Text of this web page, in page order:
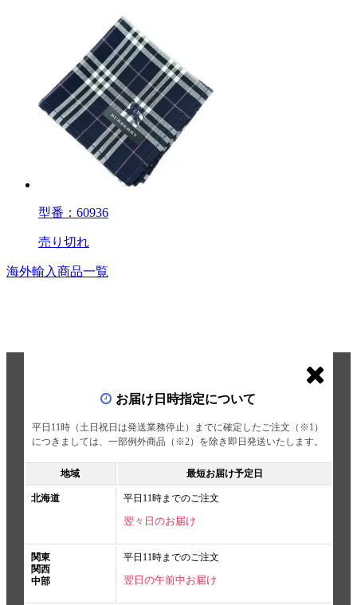
型番：60936
売り切れ
海外輸入商品一覧
お届け日時指定について
平日11時（土日祝日は発送業務停止）までに確定したご注文（※1）
につきましては、一部例外商品（※2）を除き即日発送いたします。
地域 最短お届け予定日
北海道 平日11時までのご注文
翌々日のお届け
関東
関西
中部
平日11時までのご注文
翌日の午前中お届け